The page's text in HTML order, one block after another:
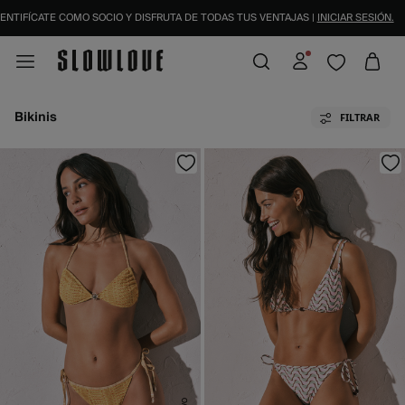
SARA CARBONERO E ISABEL JIMÉNEZ ABREN NUEVAS TIENDAS.¡DESCÚBRELAS!
Bikinis FILTRAR